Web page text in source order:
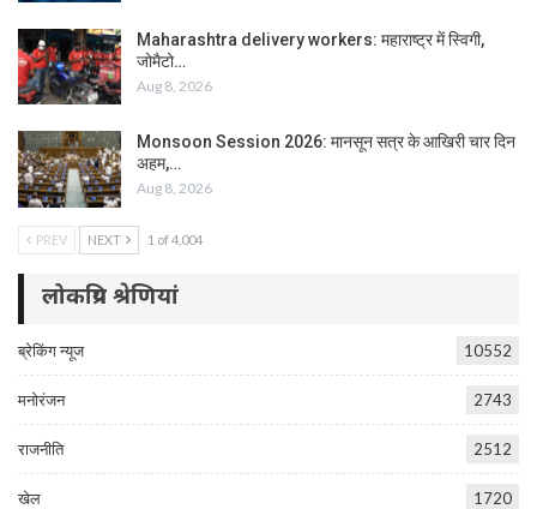
Maharashtra delivery workers: महाराष्ट्र में स्विगी,
जोमैटो…
Aug 8, 2026
Monsoon Session 2026: मानसून सत्र के आखिरी चार दिन
अहम,…
Aug 8, 2026
PREV NEXT 1 of 4,004
लोकप्रिय श्रेणियां
ब्रेकिंग न्यूज 10552
मनोरंजन 2743
राजनीति 2512
खेल 1720